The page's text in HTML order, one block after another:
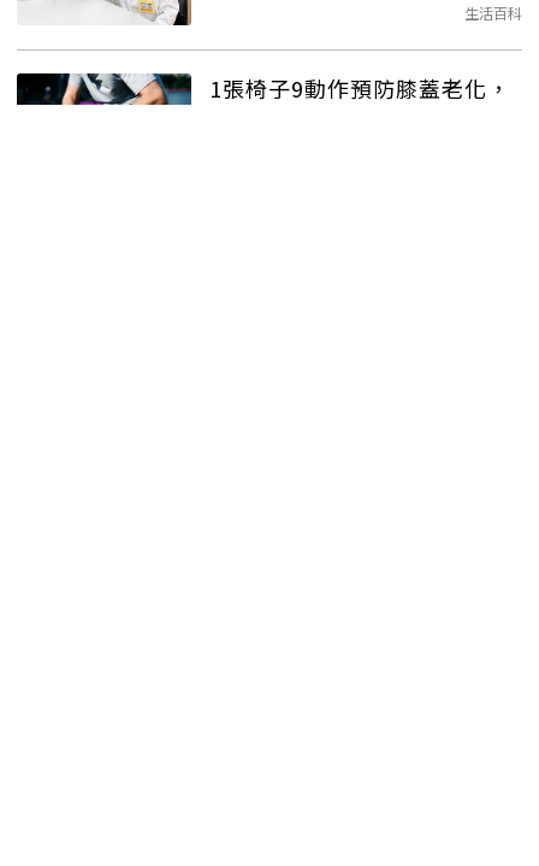
生活百科
1張椅子9動作預防膝蓋老化，